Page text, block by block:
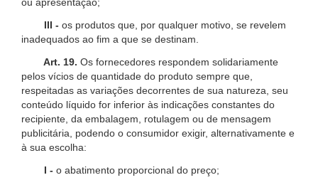
III - os produtos que, por qualquer motivo, se revelem
inadequados ao fim a que se destinam.
Art. 19. Os fornecedores respondem solidariamente
pelos vícios de quantidade do produto sempre que,
respeitadas as variações decorrentes de sua natureza, seu
conteúdo líquido for inferior às indicações constantes do
recipiente, da embalagem, rotulagem ou de mensagem
publicitária, podendo o consumidor exigir, alternativamente e
à sua escolha:
I - o abatimento proporcional do preço;